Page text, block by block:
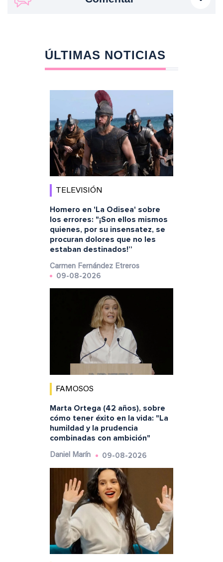
ÚLTIMAS NOTICIAS
TELEVISIÓN
Homero en 'La Odisea' sobre
los errores: "¡Son ellos mismos
quienes, por su insensatez, se
procuran dolores que no les
estaban destinados!”
Carmen Fernández Etreros
09-08-2026
FAMOSOS
Marta Ortega (42 años), sobre
cómo tener éxito en la vida: "La
humildad y la prudencia
combinadas con ambición"
Daniel Marín 09-08-2026